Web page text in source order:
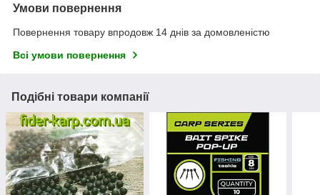
Умови повернення
Повернення товару впродовж 14 днів за домовленістю
Всі умови повернення
Подібні товари компанії